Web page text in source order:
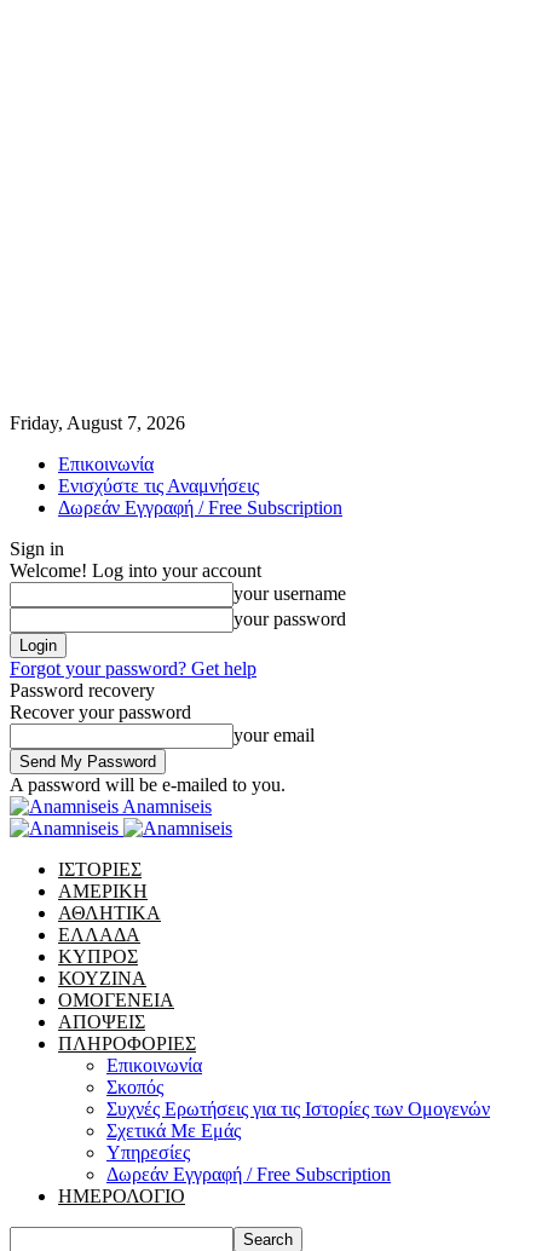
Friday, August 7, 2026
Επικοινωνία
Ενισχύστε τις Αναμνήσεις
Δωρεάν Εγγραφή / Free Subscription
Sign in
Welcome! Log into your account
your username
your password
Forgot your password? Get help
Password recovery
Recover your password
your email
A password will be e-mailed to you.
Anamniseis
ΙΣΤΟΡΙΕΣ
ΑΜΕΡΙΚΗ
ΑΘΛΗΤΙΚΑ
ΕΛΛΑΔΑ
ΚΥΠΡΟΣ
ΚΟΥΖΙΝΑ
ΟΜΟΓΕΝΕΙΑ
ΑΠΟΨΕΙΣ
ΠΛΗΡΟΦΟΡΙΕΣ
Επικοινωνία
Σκοπός
Συχνές Ερωτήσεις για τις Ιστορίες των Ομογενών
Σχετικά Με Εμάς
Υπηρεσίες
Δωρεάν Εγγραφή / Free Subscription
ΗΜΕΡΟΛΟΓΙΟ